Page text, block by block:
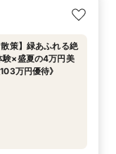
相談会／6000坪庭
6～39名様までご検
】日本庭園を一
策】緑あふれる絶
験×盛夏の4万円美
万円優待》